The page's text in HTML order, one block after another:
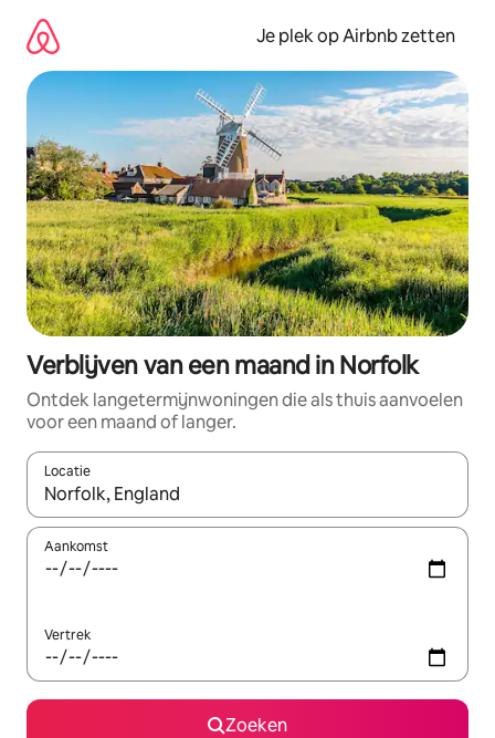
direct
naar
inhoud
Je plek op Airbnb zetten
Verblijven van een maand in Norfolk
Ontdek langetermijnwoningen die als thuis aanvoelen
voor een maand of langer.
Locatie
Wanneer er resultaten beschikbaar zijn, maak je een keuze
Aankomst
Vertrek
Zoeken